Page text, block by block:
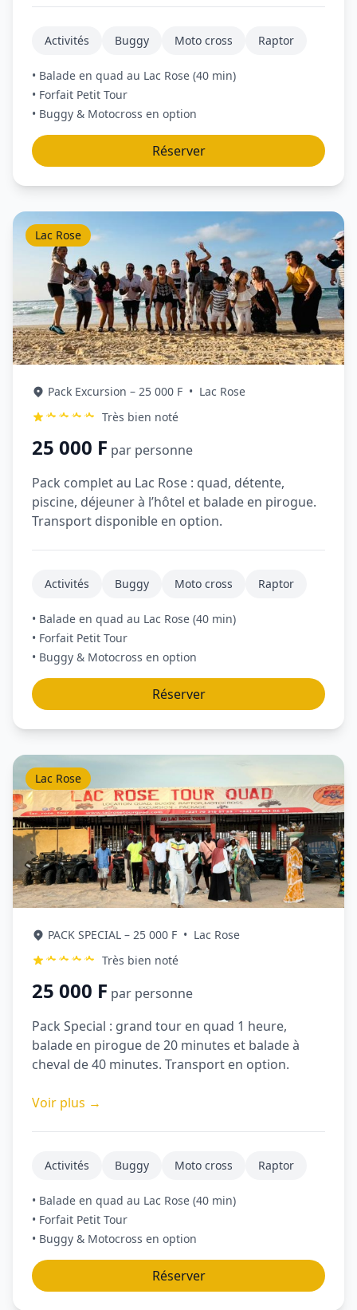
Activités Buggy Moto cross Raptor
• Balade en quad au Lac Rose (40 min)
• Forfait Petit Tour
• Buggy & Motocross en option
Réserver
Lac Rose
Pack Excursion – 25 000 F • Lac Rose
Très bien noté
25 000 F par personne
Pack complet au Lac Rose : quad, détente,
piscine, déjeuner à l’hôtel et balade en pirogue.
Transport disponible en option.
Activités Buggy Moto cross Raptor
• Balade en quad au Lac Rose (40 min)
• Forfait Petit Tour
• Buggy & Motocross en option
Réserver
Lac Rose
PACK SPECIAL – 25 000 F • Lac Rose
Très bien noté
25 000 F par personne
Pack Special : grand tour en quad 1 heure,
balade en pirogue de 20 minutes et balade à
cheval de 40 minutes. Transport en option.
Voir plus →
Activités Buggy Moto cross Raptor
• Balade en quad au Lac Rose (40 min)
• Forfait Petit Tour
• Buggy & Motocross en option
Réserver